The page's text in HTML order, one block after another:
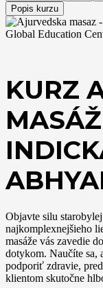
Popis kurzu
KURZ
Objavte silu
najkomplexnejšieho
masáže vás zavedie
dotykom. Naučíte sa,
podporiť zdravie,
klientom skutočne